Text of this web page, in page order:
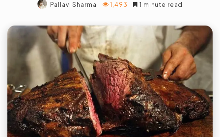
Pallavi Sharma 1,493 1 minute read